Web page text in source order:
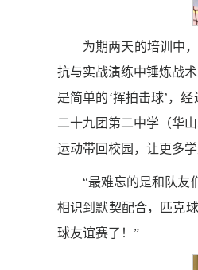
为期两天的培训中
抗与实战演练中锤炼战
是简单的‘挥拍击球’，
二十九团第二中学（华
运动带回校园，让更多
“最难忘的是和队友
相识到默契配合，匹克
球友谊赛了！”